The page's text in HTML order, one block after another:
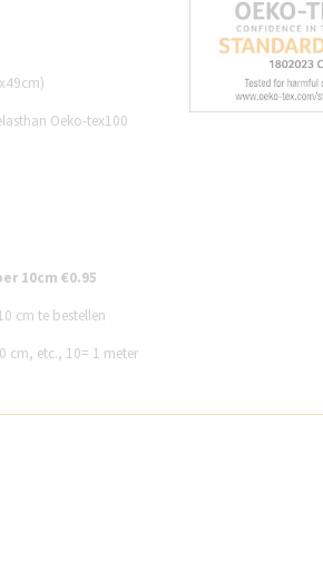
Oeko-tex100
10cm €0.95
cm te bestellen
cm, etc., 10= 1 meter